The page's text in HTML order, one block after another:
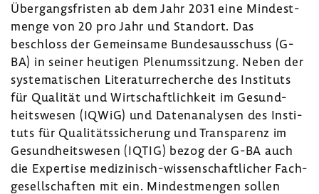
Über­gangs­fristen ab dem Jahr 2031 eine Mindest­
menge von 20 pro Jahr und Standort. Das
beschloss der Gemein­same Bundes­aus­schuss (G-
BA) in seiner heutigen Plenumssit­zung. Neben der
syste­ma­ti­schen Lite­ra­tur­re­cherche des Insti­tuts
für Qualität und Wirt­schaft­lich­keit im Gesund­
heits­wesen (IQWiG) und Daten­ana­lysen des Insti­
tuts für Quali­täts­si­che­rung und Trans­pa­renz im
Gesund­heits­wesen (IQTIG) bezog der G-BA auch
die Exper­tise medizinisch-​wissenschaftlicher Fach­
ge­sell­schaften mit ein. Mindest­mengen sollen